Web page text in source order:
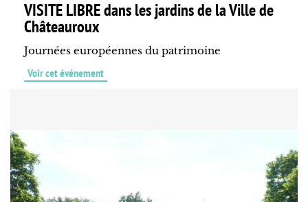
VISITE LIBRE dans les jardins de la Ville de
Châteauroux
Journées européennes du patrimoine
Voir cet événement